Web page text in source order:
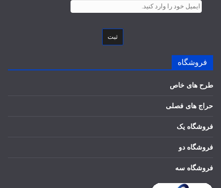
ثبت
فروشگاه
طرح های خاص
حراج های فصلی
فروشگاه یک
فروشگاه دو
فروشگاه سه